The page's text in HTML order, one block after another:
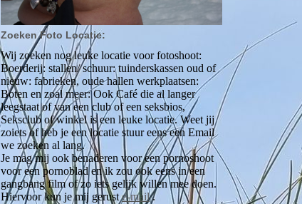
Zoeken Foto Locatie:
Wij zoeken nog leuke locatie voor fotoshoot:
Boerderij: stallen/ schuur: tuinderskassen oud of
nieuw: fabrieken, oude hallen werkplaatsen:
Boten en zoal meer: Ook Café die al langer
leegstaat of van een club of een seksbios,
Seksclub of winkel is een leuke locatie. Weet jij
zoiets of heb je een locatie stuur eens een Email
we zoeken al lang.
Je mag mij ook benaderen voor een pornoshoot
voor een pornoblad en ik zou ook eens in een
gangbang film of zo iets gelijk willen mee doen.
Hiervoor kun je mij geruste-mail.